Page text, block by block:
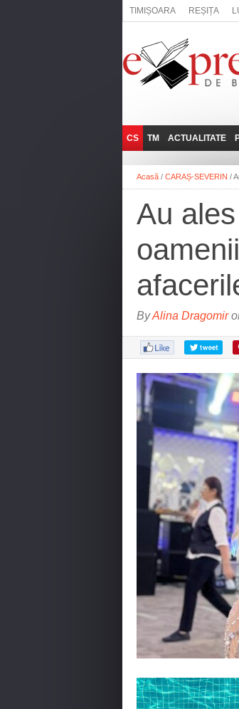
TIMIȘOARA REȘIȚA
CS
REȘIȚA
CARANSEBEȘ
ANINA
BOCŞA
ORAVIȚA
TM
LUGOJ
TIMIȘOARA
ACTUALITATE
NAȚIONAL
SOCIAL
Acasă / CARAȘ-SEVERIN /
Au
ByAlina Dragomir